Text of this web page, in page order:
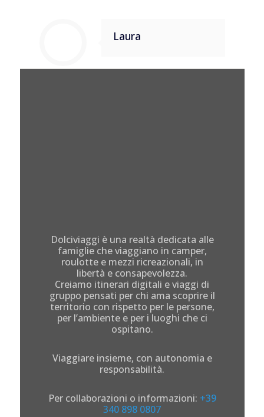
Laura
Dolciviaggi è una realtà dedicata alle
famiglie che viaggiano in camper,
roulotte e mezzi ricreazionali, in
libertà e consapevolezza.
Creiamo itinerari digitali e viaggi di
gruppo pensati per chi ama scoprire il
territorio con rispetto per le persone,
per l’ambiente e per i luoghi che ci
ospitano.
Viaggiare insieme, con autonomia e
responsabilità.
Per collaborazioni o informazioni: +39
340 898 0807